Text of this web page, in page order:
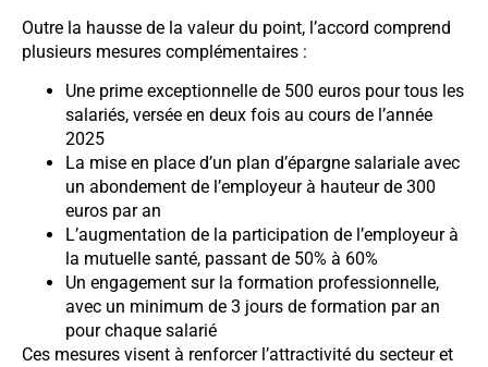
Outre la hausse de la valeur du point, l’accord comprend
plusieurs mesures complémentaires :
Une prime exceptionnelle de 500 euros pour tous les
salariés, versée en deux fois au cours de l’année
2025
La mise en place d’un plan d’épargne salariale avec
un abondement de l’employeur à hauteur de 300
euros par an
L’augmentation de la participation de l’employeur à
la mutuelle santé, passant de 50% à 60%
Un engagement sur la formation professionnelle,
avec un minimum de 3 jours de formation par an
pour chaque salarié
Ces mesures visent à renforcer l’attractivité du secteur et